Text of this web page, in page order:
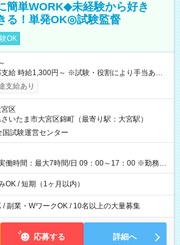
簡単WORK◆未経験から好き
る！単発OK◎試験監督
OK
より手当あり
り昇給あり 【即給（前払い）オプションあ
れる場合、勤務から1週間ほどで給与の一部を受け
模擬試験 8:30～17:30（休憩1時間） 時給1,300円
円＋交通費 ※当日の役割により時給＋100
・国家試験 7:00～13:30（休憩なし） 時給1,300
円）×6時間＝日収8,400円＋交通費 【試用期
し
支給あり
区
いたま市大宮区錦町（最寄り駅：大宮駅）
国試験運営センター
働時間：最大7時間/日 09：00～17：00 ※勤務時
り異なります。
OK / 短期（1ヶ月以内）
/ 副業・WワークOK / 10名以上の大量募集
応募する 詳細へ